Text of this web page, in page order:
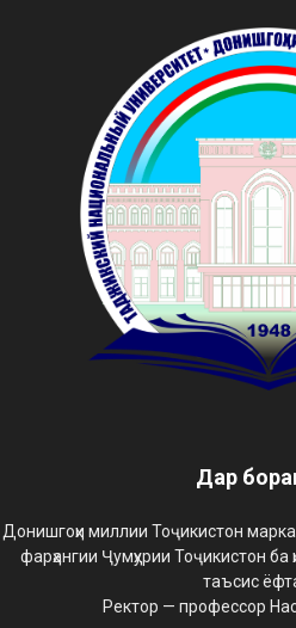
Дар
Донишгоҳи миллии Тоҷикистон
фарҳангии Ҷумҳурии Тоҷикистон
таъсис
Ректор — профессор